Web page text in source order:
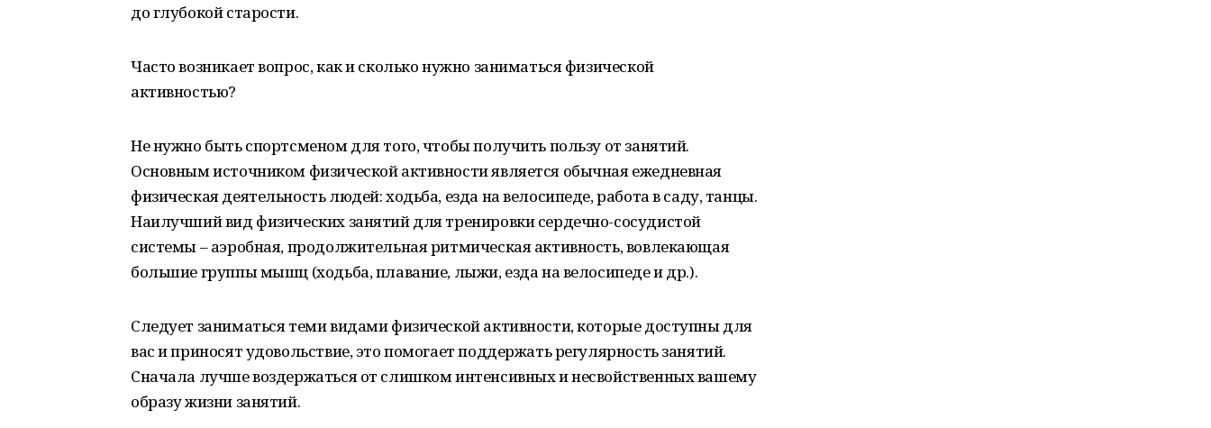
до глубокой старости.
Часто возникает вопрос, как и сколько нужно заниматься физической
активностью?
Не нужно быть спортсменом для того, чтобы получить пользу от занятий.
Основным источником физической активности является обычная ежедневная
физическая деятельность людей: ходьба, езда на велосипеде, работа в саду, танцы.
Наилучший вид физических занятий для тренировки сердечно-сосудистой
системы – аэробная, продолжительная ритмическая активность, вовлекающая
большие группы мышц (ходьба, плавание, лыжи, езда на велосипеде и др.).
Следует заниматься теми видами физической активности, которые доступны для
вас и приносят удовольствие, это помогает поддержать регулярность занятий.
Сначала лучше воздержаться от слишком интенсивных и несвойственных вашему
образу жизни занятий.